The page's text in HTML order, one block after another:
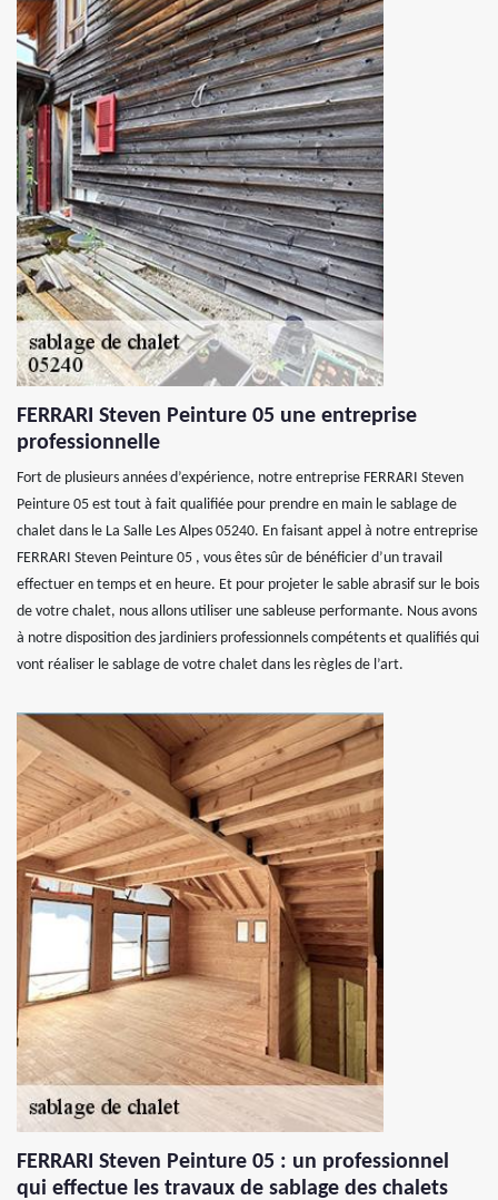
FERRARI Steven Peinture 05 une entreprise
professionnelle
Fort de plusieurs années d’expérience, notre entreprise FERRARI Steven
Peinture 05 est tout à fait qualifiée pour prendre en main le sablage de
chalet dans le La Salle Les Alpes 05240. En faisant appel à notre entreprise
FERRARI Steven Peinture 05 , vous êtes sûr de bénéficier d’un travail
effectuer en temps et en heure. Et pour projeter le sable abrasif sur le bois
de votre chalet, nous allons utiliser une sableuse performante. Nous avons
à notre disposition des jardiniers professionnels compétents et qualifiés qui
vont réaliser le sablage de votre chalet dans les règles de l’art.
FERRARI Steven Peinture 05 : un professionnel
qui effectue les travaux de sablage des chalets